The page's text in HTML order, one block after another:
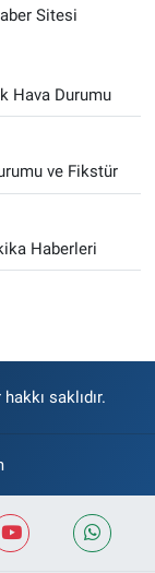
Sitesi
Hava Durumu
ve Fikstür
Haberleri
saklıdır.